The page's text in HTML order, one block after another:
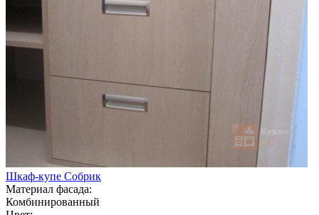
Шкаф-купе Собрик
Материал фасада:
Комбинированный